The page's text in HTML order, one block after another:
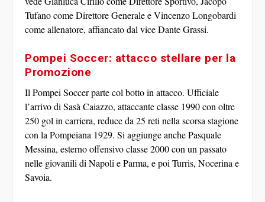
Tufanocome Direttore Generale eVincenzo Longobardi
come allenatore, affiancato dal viceDante Grassi.
Pompei Soccer: attacco stellare per la
Promozione
IlPompei Soccerparte col botto in attacco. Ufficiale
l’arrivo diSasà Caiazzo, attaccante classe 1990 con oltre
250 gol in carriera, reduce da 25 reti nella scorsa stagione
con la Pompeiana 1929. Si aggiunge anchePasquale
Messina, esterno offensivo classe 2000 con un passato
nelle giovanili di Napoli e Parma, e poi Turris, Nocerina e
Savoia.